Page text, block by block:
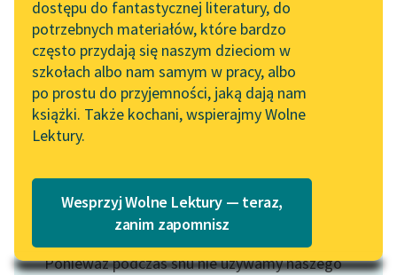
literatury skandynawskiej
Spotkanie z Katarzyną
Tunkiel w Oslo
102. lata temu zmarł
Joseph Conrad
Lektury szkolne i klasyka
literatury do słuchania dla
uczennic i uczniów z
API
OAI-PMH
Widget Wolnych Lektur
Przypisy
Katalog w formacie PDF
dostępu do fantastycznej literatury, do
potrzebnych materiałów, które bardzo
często przydają się naszym dzieciom w
szkołach albo nam samym w pracy, albo
po prostu do przyjemności, jaką dają nam
książki. Także kochani, wspierajmy Wolne
Lektury.
Wesprzyj Wolne Lektury — teraz,
zanim zapomnisz
pracy, inne dzieci w
moim wieku spały
jeszcze...
Czytaj więcej
Motyw: Sen
Ponieważ podczas snu nie używamy naszego